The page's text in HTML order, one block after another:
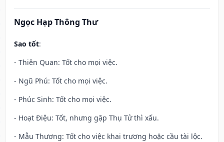
Ngọc Hạp Thông Thư
Sao tốt:
- Thiên Quan: Tốt cho mọi việc.
- Ngũ Phú: Tốt cho mọi việc.
- Phúc Sinh: Tốt cho mọi việc.
- Hoạt Điệu: Tốt, nhưng gặp Thụ Tử thì xấu.
- Mẫu Thương: Tốt cho việc khai trương hoặc cầu tài lộc.